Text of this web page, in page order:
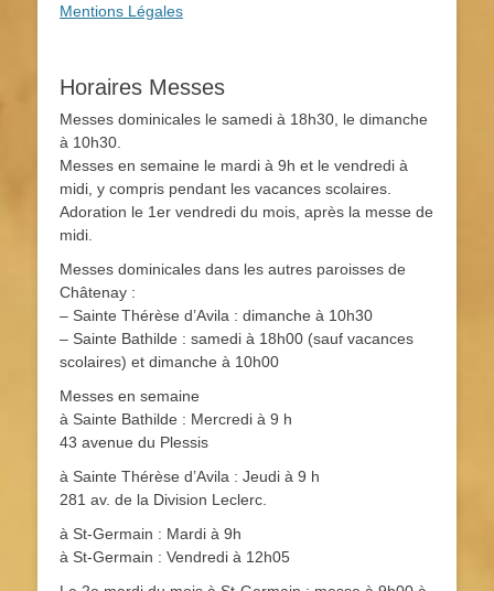
Mentions Légales
Horaires Messes
Messes dominicales le samedi à 18h30, le dimanche
à 10h30.
Messes en semaine le mardi à 9h et le vendredi à
midi, y compris pendant les vacances scolaires.
Adoration le 1er vendredi du mois, après la messe de
midi.
Messes dominicales dans les autres paroisses de
Châtenay :
– Sainte Thérèse d’Avila : dimanche à 10h30
– Sainte Bathilde : samedi à 18h00 (sauf vacances
scolaires) et dimanche à 10h00
Messes en semaine
à Sainte Bathilde : Mercredi à 9 h
43 avenue du Plessis
à Sainte Thérèse d’Avila : Jeudi à 9 h
281 av. de la Division Leclerc.
à St-Germain : Mardi à 9h
à St-Germain : Vendredi à 12h05